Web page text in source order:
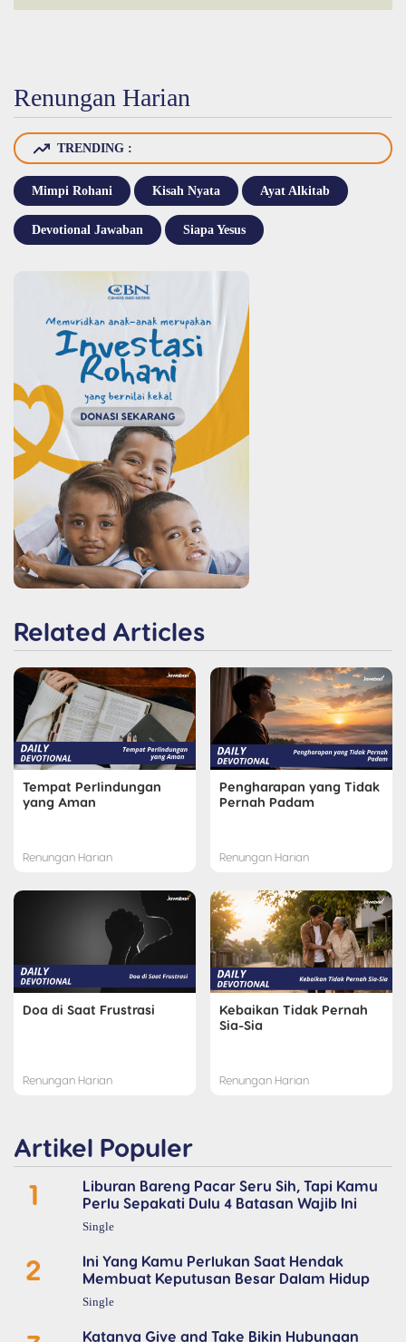
Renungan Harian
TRENDING :
Mimpi Rohani Kisah Nyata Ayat Alkitab
Devotional Jawaban Siapa Yesus
Related Articles
Tempat Perlindungan
yang Aman
Renungan Harian
Pengharapan yang Tidak
Pernah Padam
Renungan Harian
Doa di Saat Frustrasi
Renungan Harian
Kebaikan Tidak Pernah
Sia-Sia
Renungan Harian
Artikel Populer
1
Liburan Bareng Pacar Seru Sih, Tapi Kamu
Perlu Sepakati Dulu 4 Batasan Wajib Ini
Single
2
Ini Yang Kamu Perlukan Saat Hendak
Membuat Keputusan Besar Dalam Hidup
Single
Katanya Give and Take Bikin Hubungan